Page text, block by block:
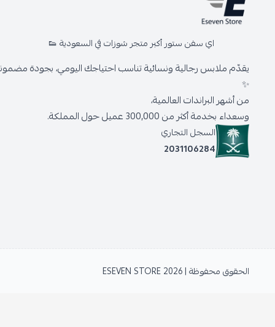
اي سفن ستور أكبر متجر شوزات في السعودية 👟
يقدّم ملابس رجالية ونسائية تناسب احتياجك اليومي، بجودة
✨
من أشهر البراندات العالمية،
وسعداء بخدمة أكثر من 300,000 عميل حول المملكة.
السجل التجاري
2031106284
الحقوق محفوظة | 2026 ESEVEN STORE